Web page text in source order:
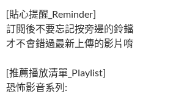
[貼心提醒_Reminder]
訂閱後不要忘記按旁邊的鈴鐺
才不會錯過最新上傳的影片唷
[推薦播放清單_Playlist]
恐怖影音系列: